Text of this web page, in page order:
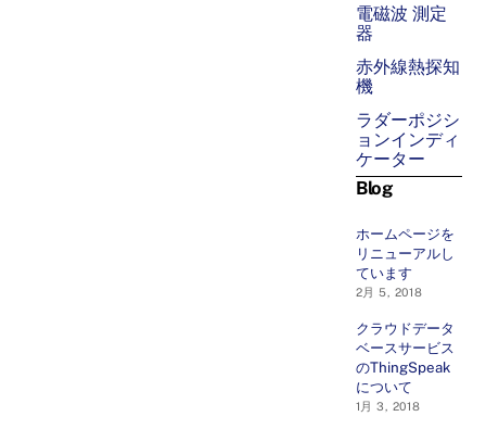
電磁波 測定
器
赤外線熱探知
機
ラダーポジシ
ョンインディ
ケーター
Blog
ホームページを
リニューアルし
ています
2月 5, 2018
クラウドデータ
ベースサービス
のThingSpeak
について
1月 3, 2018